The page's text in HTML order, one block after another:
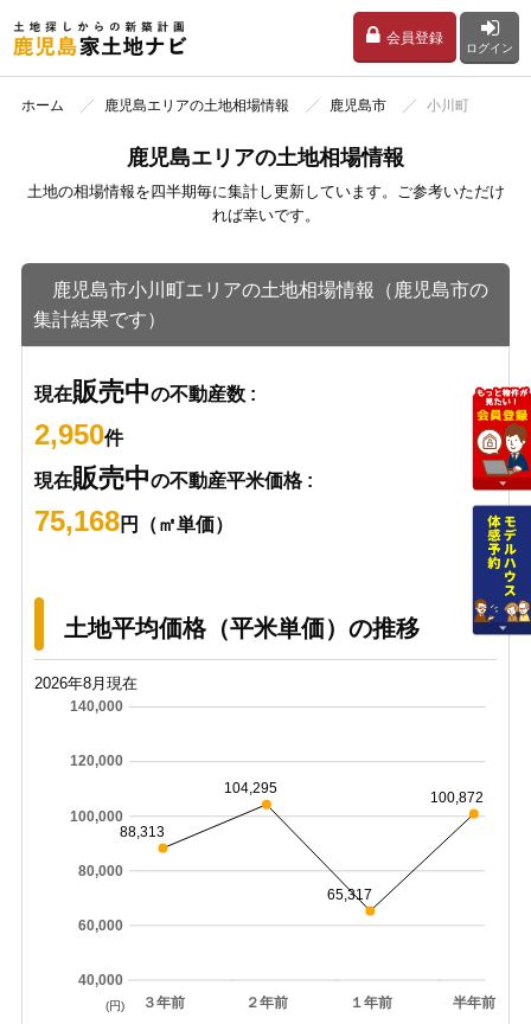
会員登録
ログイン
ホーム 鹿児島エリアの土地相場情報 鹿児島市 小川町
鹿児島エリアの土地相場情報
土地の相場情報を四半期毎に集計し更新しています。ご参考いただけ
れば幸いです。
鹿児島市小川町エリアの土地相場情報（鹿児島市の
集計結果です）
現在販売中の不動産数 :
2,950件
現在販売中の不動産平米価格 :
75,168円（㎡単価）
土地平均価格（平米単価）の推移
2026年8月現在
３年前 ２年前 １年前 半年前
40,000
60,000
80,000
100,000
120,000
140,000
88,313
104,295
65,317
100,872
(円)